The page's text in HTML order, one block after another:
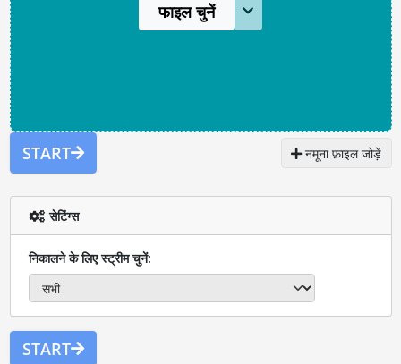
फाइल चुनें
START नमूना फ़ाइल जोड़ें
सेटिंग्स
निकालने के लिए स्ट्रीम चुनें:
START